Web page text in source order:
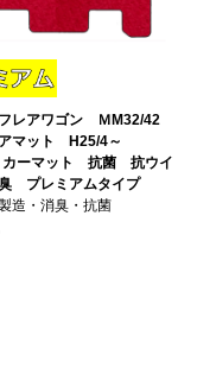
レアワゴン ＭM32/42
マット H25/4～
ーマット 抗菌 抗ウイ
プレミアムタイプ
造・消臭・抗菌